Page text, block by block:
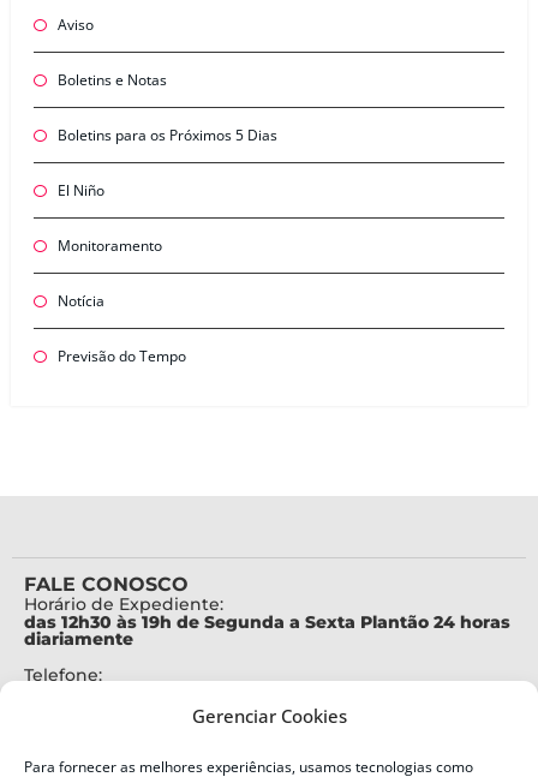
Gerenciar Cookies
Para fornecer as melhores experiências, usamos tecnologias como
Aviso
Boletins e Notas
Boletins para os Próximos 5 Dias
El Niño
Monitoramento
Notícia
Previsão do Tempo
FALE CONOSCO
Horário de Expediente:
das 12h30 às 19h de Segunda a Sexta Plantão 24 horas
diariamente
Telefone: